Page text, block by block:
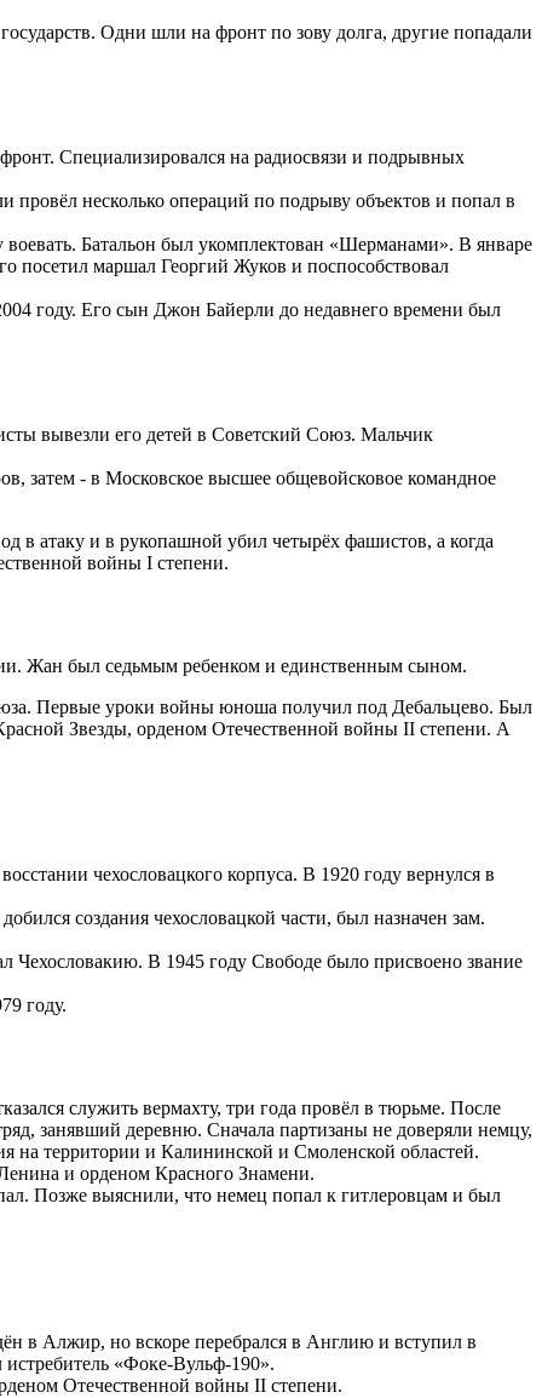
Одни шли на фронт по зову долга, другие попадали
Специализировался на радиосвязи и подрывных
несколько операций по подрыву объектов и попал в
Батальон был укомплектован «Шерманами». В январе
посетил маршал Георгий Жуков и поспособствовал
году. Его сын Джон Байерли до недавнего времени был
вывезли его детей в Советский Союз. Мальчик
затем - в Московское высшее общевойсковое командное
в атаку и в рукопашной убил четырёх фашистов, а когда
войны I степени.
Жан был седьмым ребенком и единственным сыном.
Первые уроки войны юноша получил под Дебальцево. Был
Звезды, орденом Отечественной войны II степени. А
чехословацкого корпуса. В 1920 году вернулся в
создания чехословацкой части, был назначен зам.
Чехословакию. В 1945 году Свободе было присвоено звание
году.
служить вермахту, три года провёл в тюрьме. После
занявший деревню. Сначала партизаны не доверяли немцу,
на территории и Калининской и Смоленской областей.
и орденом Красного Знамени.
Позже выяснили, что немец попал к гитлеровцам и был
в Алжир, но вскоре перебрался в Англию и вступил в
«Фоке-Вульф-190».
Отечественной войны II степени.